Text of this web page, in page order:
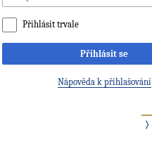
Přihlásit trvale
Přihlásit se
Nápověda k přihlašování